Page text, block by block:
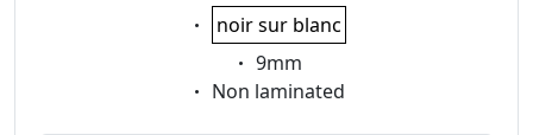
Eigenschaft:
noir sur blanc
Eigenschaft:
9mm
Eigenschaft:
Non laminated